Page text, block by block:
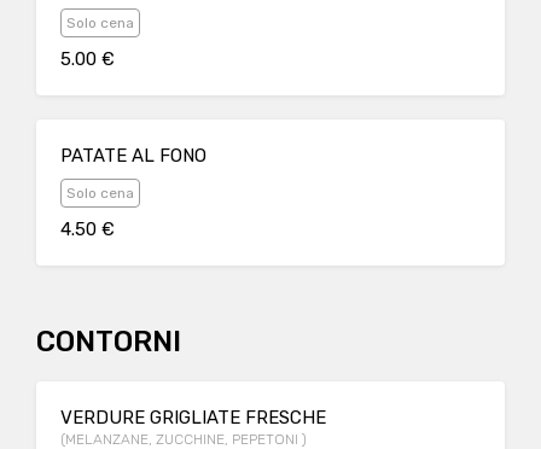
Solo cena
5.00 €
PATATE AL FONO
Solo cena
4.50 €
CONTORNI
VERDURE GRIGLIATE FRESCHE
(MELANZANE, ZUCCHINE, PEPETONI )